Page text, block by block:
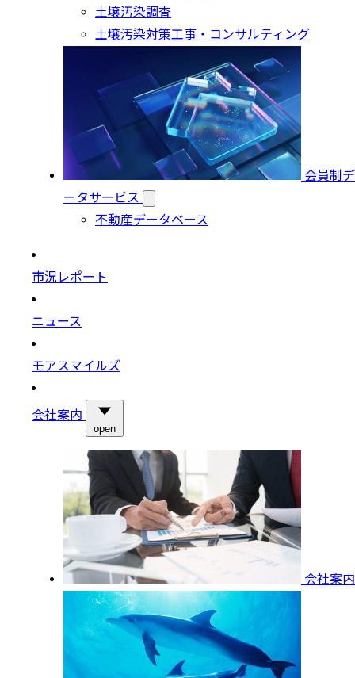
土壌汚染調査
土壌汚染対策工事・コンサルティング
会員制デ
ータサービス
不動産データベース
市況レポート
ニュース
モアスマイルズ
会社案内
open
会社案内